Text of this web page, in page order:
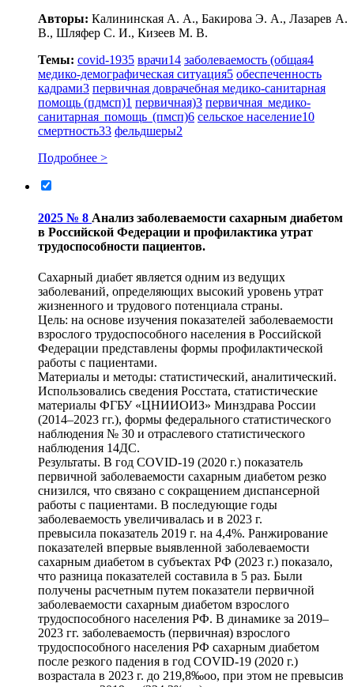
Авторы: Калининская А. А., Бакирова Э. А., Лазарев А.
В., Шляфер С. И., Кизеев М. В.
Темы: covid-1935 врачи14 заболеваемость (общая4
медико-демографическая ситуация5 обеспеченность
кадрами3 первичная доврачебная медико-санитарная
помощь (пдмсп)1 первичная)3 первичная медико-
санитарная помощь (пмсп)6 сельское население10
смертность33 фельдшеры2
Подробнее >
2025 № 8 Анализ заболеваемости сахарным диабетом
в Российской Федерации и профилактика утрат
трудоспособности пациентов.
Сахарный диабет является одним из ведущих
заболеваний, определяющих высокий уровень утрат
жизненного и трудового потенциала страны.
Цель: на основе изучения показателей заболеваемости
взрослого трудоспособного населения в Российской
Федерации представлены формы профилактической
работы с пациентами.
Материалы и методы: статистический, аналитический.
Использовались сведения Росстата, статистические
материалы ФГБУ «ЦНИИОИЗ» Минздрава России
(2014–2023 гг.), формы федерального статистического
наблюдения № 30 и отраслевого статистического
наблюдения 14ДС.
Результаты. В год COVID-19 (2020 г.) показатель
первичной заболеваемости сахарным диабетом резко
снизился, что связано с сокращением диспансерной
работы с пациентами. В последующие годы
заболеваемость увеличивалась и в 2023 г.
превысила показатель 2019 г. на 4,4%. Ранжирование
показателей впервые выявленной заболеваемости
сахарным диабетом в субъектах РФ (2023 г.) показало,
что разница показателей составила в 5 раз. Были
получены расчетным путем показатели первичной
заболеваемости сахарным диабетом взрослого
трудоспособного населения РФ. В динамике за 2019–
2023 гг. заболеваемость (первичная) взрослого
трудоспособного населения РФ сахарным диабетом
после резкого падения в год COVID-19 (2020 г.)
возрастала в 2023 г. до 219,8‰оо, при этом не превысив